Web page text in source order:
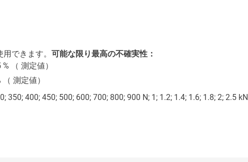
できます。 可能な限り最高の不確実性：
（ 測定値）
測定値）
350; 400; 450; 500; 600; 700; 800; 900 N; 1; 1.2; 1.4; 1.6; 1.8; 2; 2.5 kN